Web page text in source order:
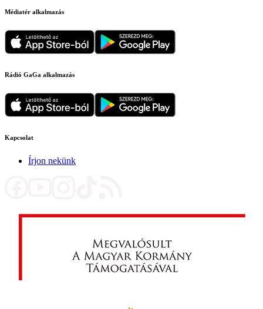
Médiatér alkalmazás
Rádió GaGa alkalmazás
Kapcsolat
Írjon nekünk